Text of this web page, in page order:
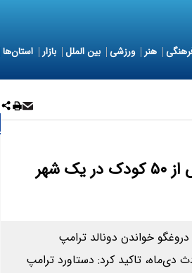
هنر ورزشی بین الملل بازار استان‌ها
دستاورد ترامپ برای آزادی شهادت بیش از ۵٠ کودک در یک شهر
خواندن دونالد ترامپ
دی‌ماه، تاکید کرد: دستاورد ترامپ